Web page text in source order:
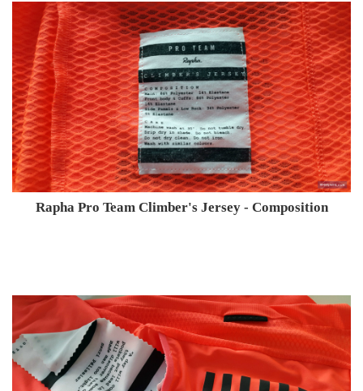
Rapha Pro Team Climber's Jersey - Composition